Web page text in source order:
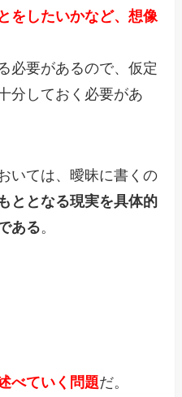
をしたいかなど、想像
必要があるので、仮定
分しておく必要があ
いては、曖昧に書くの
ととなる現実を具体的
ある。
べていく問題だ。